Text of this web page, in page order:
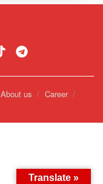
About us
Career
Translate »